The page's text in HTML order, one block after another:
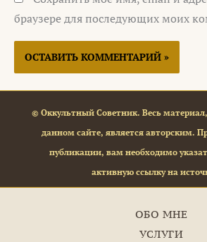
браузере для последующих моих
© Оккультный Советник. Весь
данном сайте, является авторским.
публикации, вам необходимо
активную ссылку на
ОБО МНЕ
УСЛУГИ